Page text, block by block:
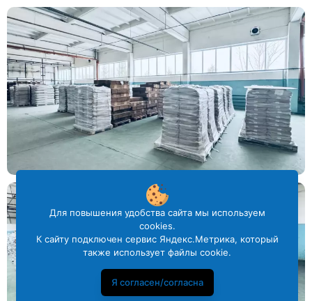
Для повышения удобства сайта мы используем
cookies.
К сайту подключен сервис Яндекс.Метрика, который
также использует файлы cookie.
Я согласен/согласна